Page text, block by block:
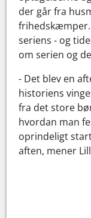
der går fra
frihedskæmper.
seriens - og
om serien og
- Det blev en
historiens
fra det store
hvordan man
oprindeligt
aften, mener